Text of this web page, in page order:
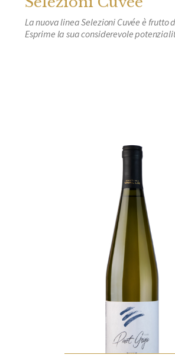
La nuova linea Selezioni Cuvée è
Esprime la sua considerevole